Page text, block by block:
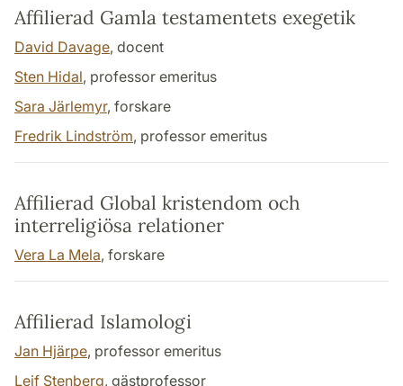
Affilierad Gamla testamentets exegetik
David Davage, docent
Sten Hidal, professor emeritus
Sara Järlemyr, forskare
Fredrik Lindström, professor emeritus
Affilierad Global kristendom och
interreligiösa relationer
Vera La Mela, forskare
Affilierad Islamologi
Jan Hjärpe, professor emeritus
Leif Stenberg, gästprofessor